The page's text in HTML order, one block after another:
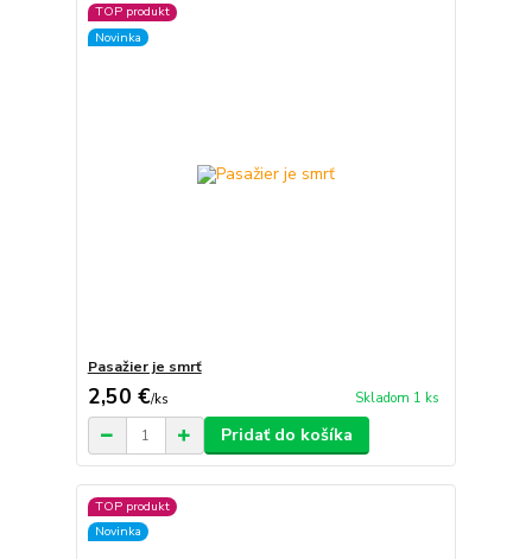
TOP produkt
Novinka
Pasažier je smrť
2,50 €/ks Skladom 1 ks
Pridať do košíka
TOP produkt
Novinka